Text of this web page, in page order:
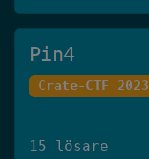
Pin4
Crate-CTF 2023
15 lösare